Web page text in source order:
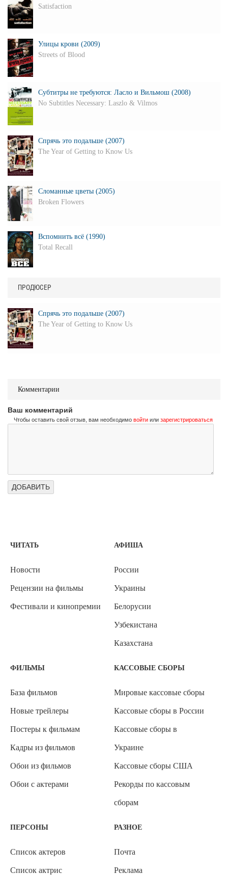
Satisfaction
Улицы крови (2009)
Streets of Blood
Субтитры не требуются: Ласло и Вильмош (2008)
No Subtitles Necessary: Laszlo & Vilmos
Спрячь это подальше (2007)
The Year of Getting to Know Us
Сломанные цветы (2005)
Broken Flowers
Вспомнить всё (1990)
Total Recall
ПРОДЮСЕР
Спрячь это подальше (2007)
The Year of Getting to Know Us
Комментарии
Ваш комментарий
Чтобы оставить свой отзыв, вам необходимо войти или зарегистрироваться
ЧИТАТЬ
Новости
Рецензии на фильмы
Фестивали и кинопремии
АФИША
России
Украины
Белорусии
Узбекистана
Казахстана
ФИЛЬМЫ
База фильмов
Новые трейлеры
Постеры к фильмам
Кадры из фильмов
Обои из фильмов
Обои с актерами
КАССОВЫЕ СБОРЫ
Мировые кассовые сборы
Кассовые сборы в России
Кассовые сборы в
Украине
Кассовые сборы США
Рекорды по кассовым
сборам
ПЕРСОНЫ
Список актеров
Список актрис
РАЗНОЕ
Почта
Реклама